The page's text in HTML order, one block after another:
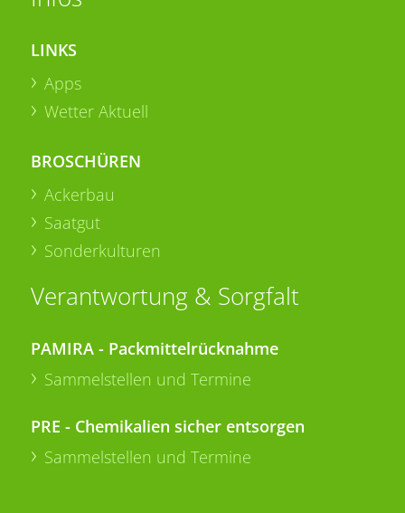
LINKS
Apps
Wetter Aktuell
BROSCHÜREN
Ackerbau
Saatgut
Sonderkulturen
Verantwortung & Sorgfalt
PAMIRA - Packmittelrücknahme
Sammelstellen und Termine
PRE - Chemikalien sicher entsorgen
Sammelstellen und Termine